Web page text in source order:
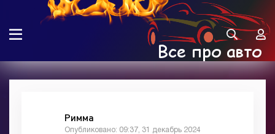
Римма
Опубликовано: 09:37, 31 декабрь 2024